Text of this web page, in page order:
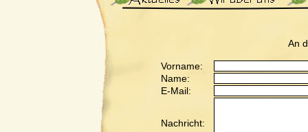
An
Vorname:
Name:
E-Mail:
Nachricht: